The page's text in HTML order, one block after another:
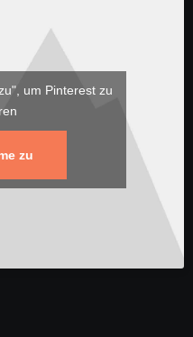
um Pinterest zu
zu